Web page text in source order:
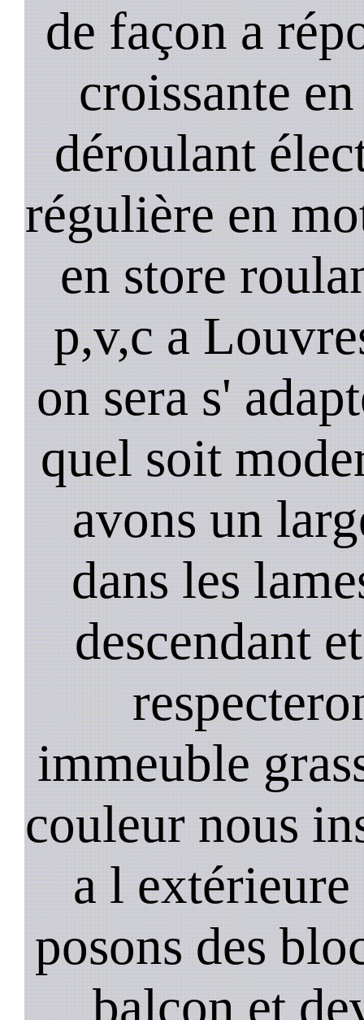
de façon a
croissante
déroulant
régulière en
en store
p,v,c a
on sera s'
quel soit
avons un
dans les
descendant
immeuble
couleur nous
a l
posons des
balcon et